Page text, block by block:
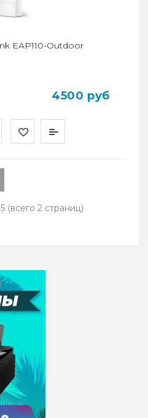
EAP110-Outdoor
4500 руб
(всего 2 страниц)